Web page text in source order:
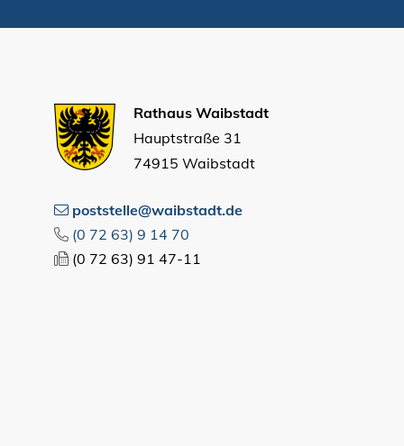
Rathaus Waibstadt
Hauptstraße 31
74915 Waibstadt
poststelle@waibstadt.de
(0 72 63) 9 14 70
(0 72 63) 91 47-11